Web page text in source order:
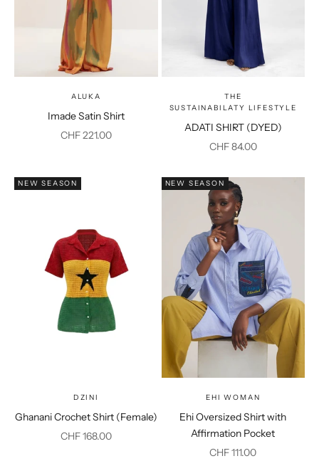
ALUKA
Imade Satin Shirt
Prix de vente
CHF 221.00
THE
SUSTAINABILATY LIFESTYLE
ADATI SHIRT (DYED)
Prix de vente
CHF 84.00
NEW SEASON
DZINI
Ghanani Crochet Shirt (Female)
Prix de vente
CHF 168.00
NEW SEASON
EHI WOMAN
Ehi Oversized Shirt with
Affirmation Pocket
Prix de vente
CHF 111.00